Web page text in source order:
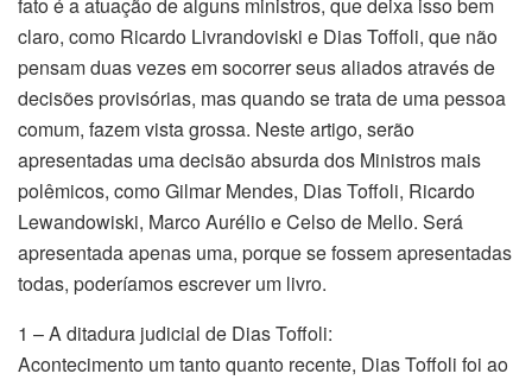
fato é a atuação de alguns ministros, que deixa isso bem
claro, como Ricardo Livrandoviski e Dias Toffoli, que não
pensam duas vezes em socorrer seus aliados através de
decisões provisórias, mas quando se trata de uma pessoa
comum, fazem vista grossa. Neste artigo, serão
apresentadas uma decisão absurda dos Ministros mais
polêmicos, como Gilmar Mendes, Dias Toffoli, Ricardo
Lewandowiski, Marco Aurélio e Celso de Mello. Será
apresentada apenas uma, porque se fossem apresentadas
todas, poderíamos escrever um livro.
1 – A ditadura judicial de Dias Toffoli:
Acontecimento um tanto quanto recente, Dias Toffoli foi ao